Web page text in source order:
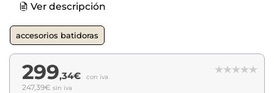
Ver descripción
accesorios batidoras
299,34€ con iva
247,39€ sin iva